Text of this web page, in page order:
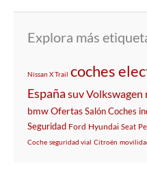
Explora más
Nissan X Trail coches
España suvVolkswagen
bmwOfertasSalónCoches
Seguridad Ford Hyundai Seat
Coche seguridad vial Citroën